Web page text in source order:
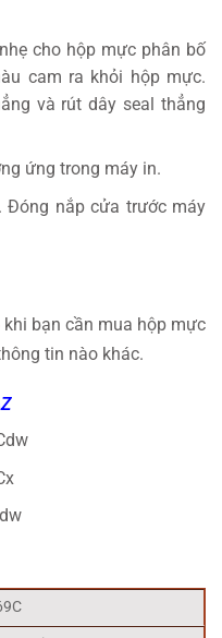
cho hộp mực phân bố
cam ra khỏi hộp mực.
và rút dây seal thẳng
ứng trong máy in.
Đóng nắp cửa trước máy
khi bạn cần mua hộp mực
tin nào khác.